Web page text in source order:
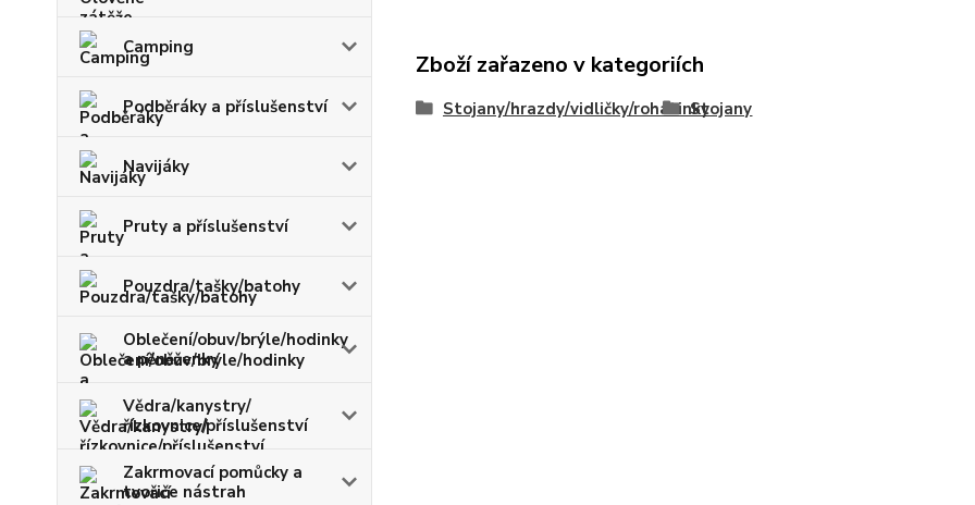
Camping
Podběráky a příslušenství
Navijáky
Pruty a příslušenství
Pouzdra/tašky/batohy
Oblečení/obuv/brýle/hodinky
a pěněženky
Vědra/kanystry/
řízkovnice/příslušenství
Zakrmovací pomůcky a
tvořiče nástrah
Zboží zařazeno v kategoriích
Stojany/hrazdy/vidličky/rohatinkyStojany